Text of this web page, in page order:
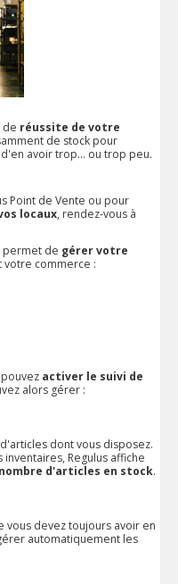
de réussite de votre
de stock pour
avoir trop... ou trop peu.
Point de Vente ou pour
locaux, rendez-vous à
permet de gérer votre
votre commerce :
activer le suivi de
alors gérer :
dont vous disposez.
Regulus affiche
nombre d'articles en stock.
vous devez toujours avoir en
automatiquement les